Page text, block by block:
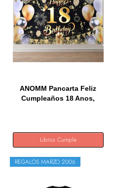
ANOMM Pancarta Feliz
Cumpleaños 18 Anos,
Libros Cumple
REGALOS MARZO 2006